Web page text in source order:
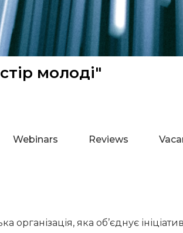
молоді"
Webinars Reviews
організація, яка об’єднує